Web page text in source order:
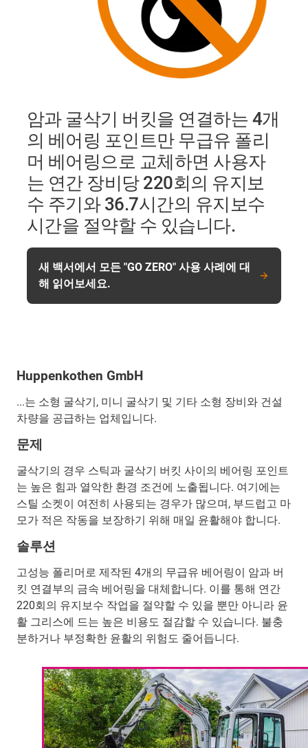
암과 굴삭기 버킷을 연결하는 4개
의 베어링 포인트만 무급유 폴리
머 베어링으로 교체하면 사용자
는 연간 장비당 220회의 유지보
수 주기와 36.7시간의 유지보수
시간을 절약할 수 있습니다.
새 백서에서 모든 "GO ZERO" 사용 사례에 대
해 읽어보세요.
Huppenkothen GmbH
...는 소형 굴삭기, 미니 굴삭기 및 기타 소형 장비와 건설
차량을 공급하는 업체입니다.
문제
굴삭기의 경우 스틱과 굴삭기 버킷 사이의 베어링 포인트
는 높은 힘과 열악한 환경 조건에 노출됩니다. 여기에는
스틸 소켓이 여전히 사용되는 경우가 많으며, 부드럽고 마
모가 적은 작동을 보장하기 위해 매일 윤활해야 합니다.
솔루션
고성능 폴리머로 제작된 4개의 무급유 베어링이 암과 버
킷 연결부의 금속 베어링을 대체합니다. 이를 통해 연간
220회의 유지보수 작업을 절약할 수 있을 뿐만 아니라 윤
활 그리스에 드는 높은 비용도 절감할 수 있습니다. 불충
분하거나 부정확한 윤활의 위험도 줄어듭니다.